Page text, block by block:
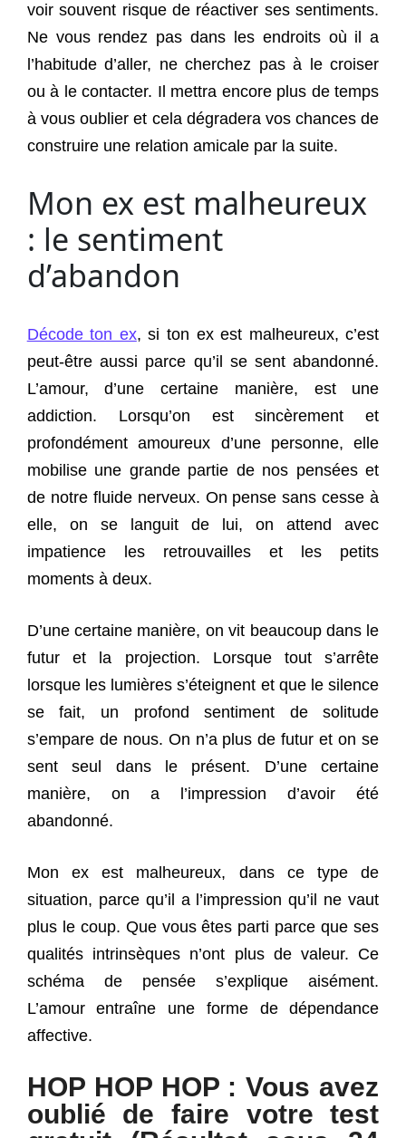
voir souvent risque de réactiver ses sentiments.
Ne vous rendez pas dans les endroits où il a
l’habitude d’aller, ne cherchez pas à le croiser
ou à le contacter. Il mettra encore plus de temps
à vous oublier et cela dégradera vos chances de
construire une relation amicale par la suite.
Mon ex est malheureux
: le sentiment
d’abandon
Décode ton ex, si ton ex est malheureux, c’est
peut-être aussi parce qu’il se sent abandonné.
L’amour, d’une certaine manière, est une
addiction. Lorsqu’on est sincèrement et
profondément amoureux d’une personne, elle
mobilise une grande partie de nos pensées et
de notre fluide nerveux. On pense sans cesse à
elle, on se languit de lui, on attend avec
impatience les retrouvailles et les petits
moments à deux.
D’une certaine manière, on vit beaucoup dans le
futur et la projection. Lorsque tout s’arrête
lorsque les lumières s’éteignent et que le silence
se fait, un profond sentiment de solitude
s’empare de nous. On n’a plus de futur et on se
sent seul dans le présent. D’une certaine
manière, on a l’impression d’avoir été
abandonné.
Mon ex est malheureux, dans ce type de
situation, parce qu’il a l’impression qu’il ne vaut
plus le coup. Que vous êtes parti parce que ses
qualités intrinsèques n’ont plus de valeur. Ce
schéma de pensée s’explique aisément.
L’amour entraîne une forme de dépendance
affective.
HOP HOP HOP : Vous avez
oublié de faire votre test